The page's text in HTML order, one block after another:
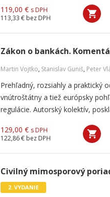
119,00 € s DPH
113,33 € bez DPH
Zákon o bankách.
Martin Vojtko, Stanislav Guniš, Peter
Prehľadný, rozsiahly a praktický
vnútroštátny a tiež európsky
regulácie. Autorský kolektív,
129,00 € s DPH
122,86 € bez DPH
Civilný mimosporový
2. VYDANIE